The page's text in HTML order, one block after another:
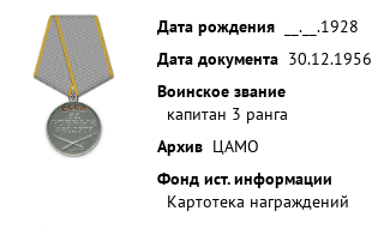
Дата рождения
__.__.1928
Дата документа 30.12.1956
Воинское звание
капитан 3 ранга
Архив ЦАМО
Фонд ист. информации
Картотека награждений